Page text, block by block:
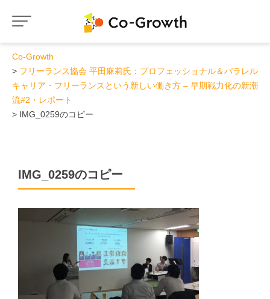
Co-Growth
フリーランス協会 平田麻莉氏：プロフェッショナル＆パラレル
キャリア・フリーランスという新しい働き方 – 早期戦力化の新潮
流#2・レポート
IMG_0259のコピー
IMG_0259のコピー